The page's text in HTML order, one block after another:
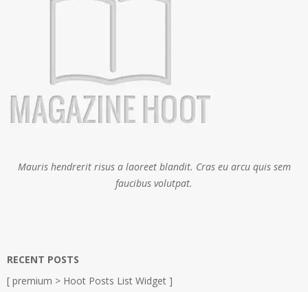
Mauris hendrerit risus a laoreet blandit. Cras eu arcu quis sem
faucibus volutpat.
RECENT POSTS
[ premium > Hoot Posts List Widget ]